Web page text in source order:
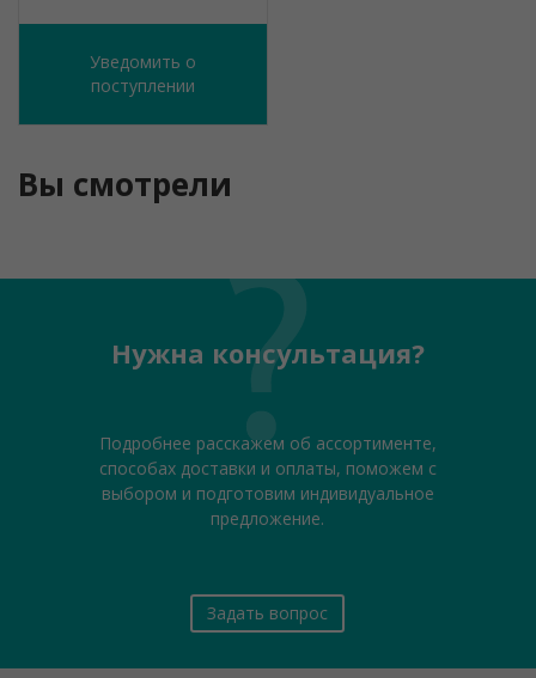
Уведомить о
поступлении
Вы смотрели
Нужна консультация?
Подробнее расскажем об ассортименте,
способах доставки и оплаты, поможем с
выбором и подготовим индивидуальное
предложение.
Задать вопрос